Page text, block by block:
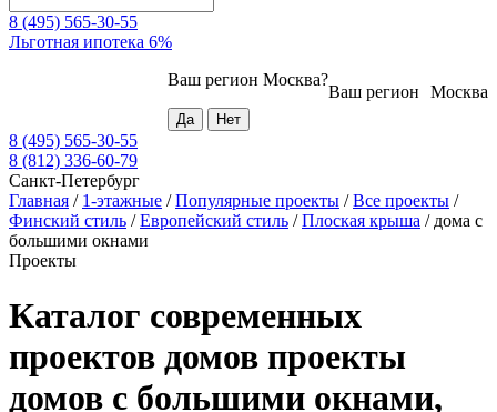
8 (495) 565-30-55
Льготная ипотека 6%
Москва
Ваш регион
Ваш регион Москва?
8 (495) 565-30-55
8 (812) 336-60-79
Санкт-Петербург
Главная / 1-этажные /Популярные проекты /Все проекты /
Финский стиль /Европейский стиль /Плоская крыша / дома с
большими окнами
Проекты
Каталог современных
проектов домов проекты
домов с большими окнами,